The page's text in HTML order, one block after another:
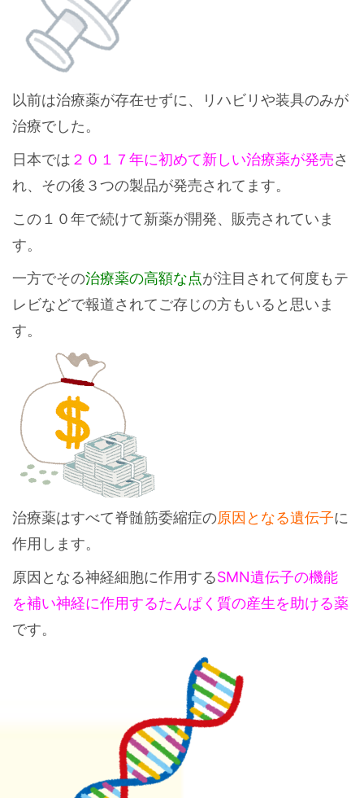
以前は治療薬が存在せずに、リハビリや装具のみが
治療でした。
日本では ２０１７年に初めて新しい治療薬が発売さ
れ、その後３つの製品が発売されてます。
この１０年で続けて新薬が開発、販売されていま
す。
一方でその治療薬の高額な点が注目されて何度もテ
レビなどで報道されてご存じの方もいると思いま
す。
治療薬はすべて脊髄筋委縮症の原因となる遺伝子に
作用します。
原因となる神経細胞に作用するSMN遺伝子の機能
を補い神経に作用するたんぱく質の産生を助ける薬
です。